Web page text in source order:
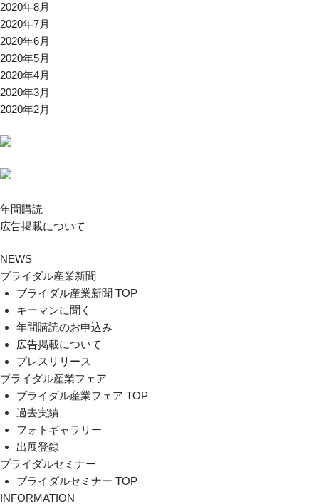
2020年8月
2020年7月
2020年6月
2020年5月
2020年4月
2020年3月
2020年2月
年間購読
広告掲載について
NEWS
ブライダル産業新聞
ブライダル産業新聞 TOP
キーマンに聞く
年間購読のお申込み
広告掲載について
プレスリリース
ブライダル産業フェア
ブライダル産業フェア TOP
過去実績
フォトギャラリー
出展登録
ブライダルセミナー
ブライダルセミナー TOP
INFORMATION